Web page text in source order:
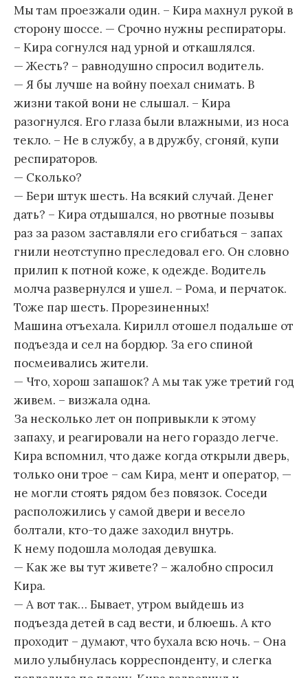
Мы там проезжали один. – Кира махнул рукой в
сторону шоссе. — Срочно нужны респираторы.
– Кира согнулся над урной и откашлялся.
— Жесть? – равнодушно спросил водитель.
— Я бы лучше на войну поехал снимать. В
жизни такой вони не слышал. – Кира
разогнулся. Его глаза были влажными, из носа
текло. – Не в службу, а в дружбу, сгоняй, купи
респираторов.
— Сколько?
— Бери штук шесть. На всякий случай. Денег
дать? – Кира отдышался, но рвотные позывы
раз за разом заставляли его сгибаться – запах
гнили неотступно преследовал его. Он словно
прилип к потной коже, к одежде. Водитель
молча развернулся и ушел. – Рома, и перчаток.
Тоже пар шесть. Прорезиненных!
Машина отъехала. Кирилл отошел подальше от
подъезда и сел на бордюр. За его спиной
посмеивались жители.
— Что, хорош запашок? А мы так уже третий год
живем. – визжала одна.
За несколько лет он попривыкли к этому
запаху, и реагировали на него гораздо легче.
Кира вспомнил, что даже когда открыли дверь,
только они трое – сам Кира, мент и оператор, —
не могли стоять рядом без повязок. Соседи
расположились у самой двери и весело
болтали, кто-то даже заходил внутрь.
К нему подошла молодая девушка.
— Как же вы тут живете? – жалобно спросил
Кира.
— А вот так… Бывает, утром выйдешь из
подъезда детей в сад вести, и блюешь. А кто
проходит – думают, что бухала всю ночь. – Она
мило улыбнулась корреспонденту, и слегка